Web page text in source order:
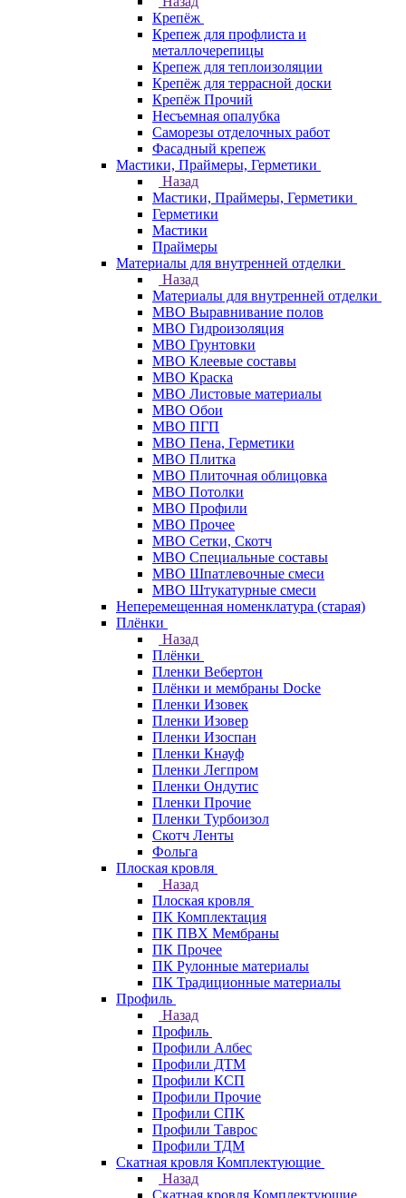
Крепёж
Крепеж для профлиста и
металлочерепицы
Крепеж для теплоизоляции
Крепёж для террасной доски
Крепёж Прочий
Несъемная опалубка
Саморезы отделочных работ
Фасадный крепеж
Мастики, Праймеры, Герметики
Назад
Мастики, Праймеры, Герметики
Герметики
Мастики
Праймеры
Материалы для внутренней отделки
Назад
Материалы для внутренней отделки
МВО Выравнивание полов
МВО Гидроизоляция
МВО Грунтовки
МВО Клеевые составы
МВО Краска
МВО Листовые материалы
МВО Обои
МВО ПГП
МВО Пена, Герметики
МВО Плитка
МВО Плиточная облицовка
МВО Потолки
МВО Профили
МВО Прочее
МВО Сетки, Скотч
МВО Специальные составы
МВО Шпатлевочные смеси
МВО Штукатурные смеси
Неперемещенная номенклатура (старая)
Плёнки
Назад
Плёнки
Пленки Вебертон
Плёнки и мембраны Docke
Пленки Изовек
Пленки Изовер
Пленки Изоспан
Пленки Кнауф
Пленки Легпром
Пленки Ондутис
Пленки Прочие
Пленки Турбоизол
Скотч Ленты
Фольга
Плоская кровля
Назад
Плоская кровля
ПК Комплектация
ПК ПВХ Мембраны
ПК Прочее
ПК Рулонные материалы
ПК Традиционные материалы
Профиль
Назад
Профиль
Профили Албес
Профили ДТМ
Профили КСП
Профили Прочие
Профили СПК
Профили Таврос
Профили ТДМ
Скатная кровля Комплектующие
Назад
Скатная кровля Комплектующие